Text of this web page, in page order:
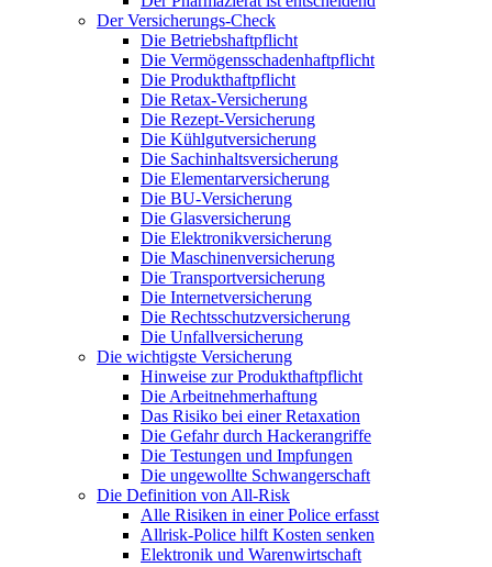
Der Versicherungs-Check
Die Betriebshaftpflicht
Die Vermögensschadenhaftpflicht
Die Produkthaftpflicht
Die Retax-Versicherung
Die Rezept-Versicherung
Die Kühlgutversicherung
Die Sachinhaltsversicherung
Die Elementarversicherung
Die BU-Versicherung
Die Glasversicherung
Die Elektronikversicherung
Die Maschinenversicherung
Die Transportversicherung
Die Internetversicherung
Die Rechtsschutzversicherung
Die Unfallversicherung
Die wichtigste Versicherung
Hinweise zur Produkthaftpflicht
Die Arbeitnehmerhaftung
Das Risiko bei einer Retaxation
Die Gefahr durch Hackerangriffe
Die Testungen und Impfungen
Die ungewollte Schwangerschaft
Die Definition von All-Risk
Alle Risiken in einer Police erfasst
Allrisk-Police hilft Kosten senken
Elektronik und Warenwirtschaft